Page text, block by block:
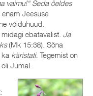
vaimu!“ Seda öeldes
Jeesuse
võiduhüüd.
ebatavalist. Ja
(Mk 15:38). Sõna
käristati. Tegemist on
Jumal.